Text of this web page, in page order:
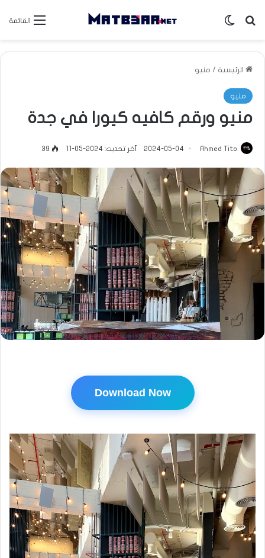
القائمة بحث عنالوضع المظلم
الرئيسية / منيو
منيو
منيو ورقم كافيه كيورا في جدة
Ahmed Tito
2024-05-04 آخر تحديث: 2024-05-11 39
Download Now